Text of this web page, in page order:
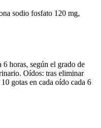
sodio fosfato 120 mg,
6 horas, según el grado de
Oídos: tras eliminar
gotas en cada oído cada 6